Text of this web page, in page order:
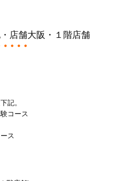
舗大阪・１階店舗
記。
コース
ス